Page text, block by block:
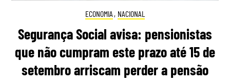
ECONOMIA , NACIONAL
Segurança Social avisa: pensionistas
que não cumpram este prazo até 15 de
setembro arriscam perder a pensão